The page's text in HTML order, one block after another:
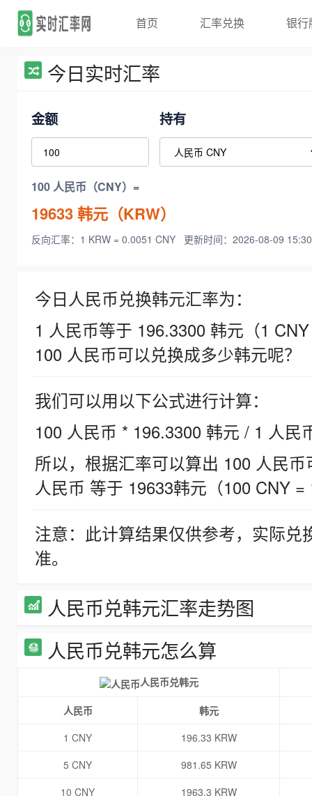
首页 汇率兑换 银行
今日实时汇率
金额 持有
100 人民币（CNY）=
19633韩元（KRW）
反向汇率：1 KRW = 0.0051 CNY 更新时间：2026-08-09
今日人民币兑换韩元汇率为：
1 人民币等于 196.3300 韩元（1
100 人民币可以兑换成多少韩元呢？
我们可以用以下公式进行计算：
100 人民币 * 196.3300 韩元 / 1 人民
所以，根据汇率可以算出 100 人民
人民币 等于 19633韩元（100 CNY =
注意：此计算结果仅供参考，实际
准。
人民币兑韩元汇率走势图
人民币兑韩元怎么算
人民币兑韩元
人民币
韩元
1 CNY
196.33 KRW
5 CNY
981.65 KRW
10 CNY
1963.3 KRW